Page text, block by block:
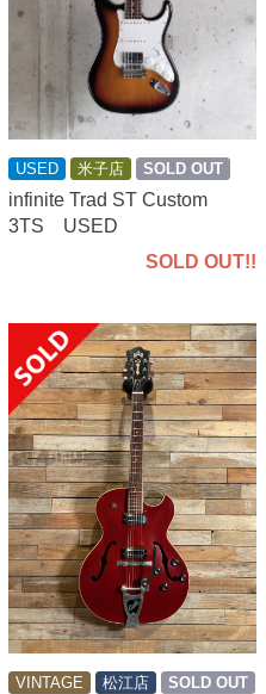
USED 米子店 SOLD OUT
infinite Trad ST Custom
3TS USED
SOLD OUT!!
VINTAGE 松江店 SOLD OUT